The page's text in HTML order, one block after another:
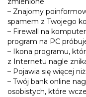
– Znajomy
spamem z Twojego
– Firewall na
program na PC
– Ikona programu,
z Internetu nagle
– Pojawia się więcej
– Twój bank online
osobistych, które